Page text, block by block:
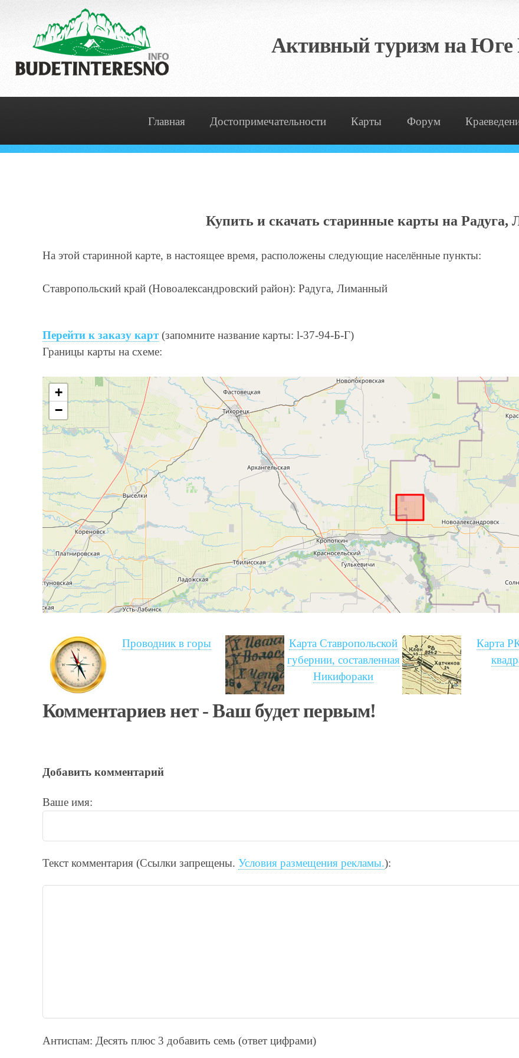
Активный туризм на Юге
Главная Достопримечательности Карты Форум
Купить и скачать старинные карты на
На этой старинной карте, в настоящее время, расположены следующие населённые пункты:
Ставропольский край (Новоалександровский район): Радуга, Лиманный
Перейти к заказу карт (запомните название карты: l-37-94-Б-Г)
Границы карты на схеме:
+
−
Проводник в горы
Карта Ставропольской
губернии, составленная
Никифораки
Карта
Комментариев нет - Ваш будет первым!
Добавить комментарий
Ваше имя:
Текст комментария (Ссылки запрещены. Условия размещения рекламы.):
Антиспам: Дecять плюc 3 добавить ceмь (ответ цифрами)